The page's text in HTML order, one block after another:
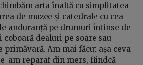
arta înaltă cu simplitatea
de muzee și catedrale cu cea
anduranță pe drumuri întinse de
coboară dealuri pe soare sau
primăvară. Am mai făcut așa ceva
am reparat din mers, fiindcă